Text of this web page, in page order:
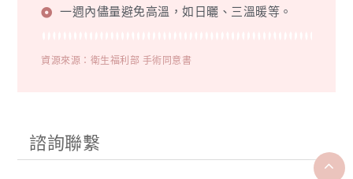
一週內儘量避免高溫，如日曬、三溫暖等。
資源來源：衛生福利部 手術同意書
諮詢聯繫